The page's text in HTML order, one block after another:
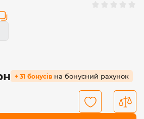
+ 31 бонусів на бонусний рахунок